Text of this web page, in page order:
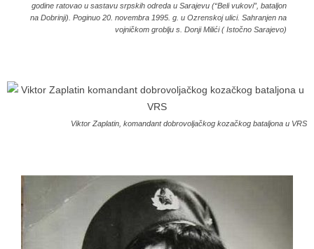
godine ratovao u sastavu srpskih odreda u Sarajevu (“Beli vukovi”, bataljon
na Dobrinji). Poginuo 20. novembra 1995. g. u Ozrenskoj ulici. Sahranjen na
vojničkom groblju s. Donji Milići ( Istočno Sarajevo)
Viktor Zaplatin, komandant dobrovoljačkog kozačkog bataljona u VRS